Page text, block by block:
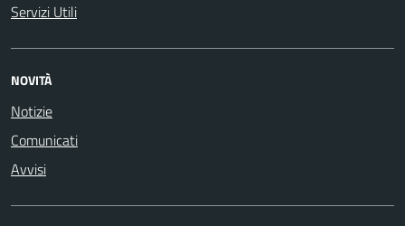
Servizi Utili
NOVITÀ
Notizie
Comunicati
Avvisi